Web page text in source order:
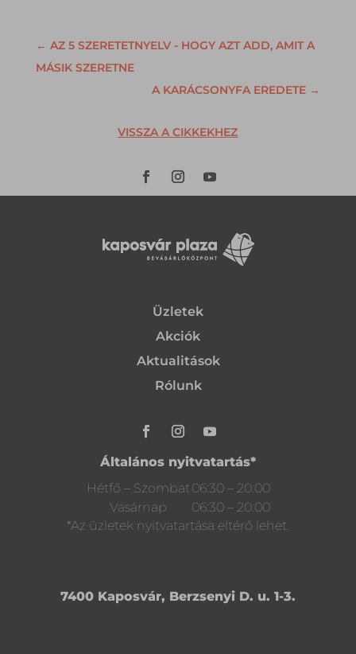
← AZ 5 SZERETETNYELV - HOGY AZT ADD, AMIT A
MÁSIK SZERETNE
A KARÁCSONYFA EREDETE →
VISSZA A CIKKEKHEZ
Üzletek
Akciók
Aktualitások
Rólunk
Általános nyitvatartás*
Hétfő – Szombat 06:30 – 20:00
Vasárnap
06:30 – 20:00
*Az üzletek nyitvatartása eltérő lehet.
7400 Kaposvár, Berzsenyi D. u. 1-3.